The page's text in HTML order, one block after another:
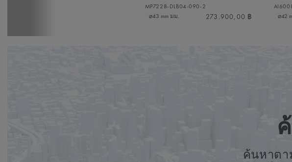
MP7228-DLB04-090-2
⌀43 mm มม.
273.900,00 ฿
⌀42
ค้นหาตา